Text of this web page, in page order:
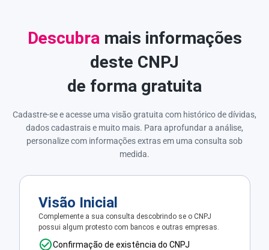
Descubra mais informações
deste CNPJ
de forma gratuita
Cadastre-se e acesse uma visão gratuita com histórico de dívidas,
dados cadastrais e muito mais. Para aprofundar a análise,
personalize com informações extras em uma consulta sob
medida.
Visão Inicial
Complemente a sua consulta descobrindo se o CNPJ
possui algum protesto com bancos e outras empresas.
Confirmação de existência do CNPJ